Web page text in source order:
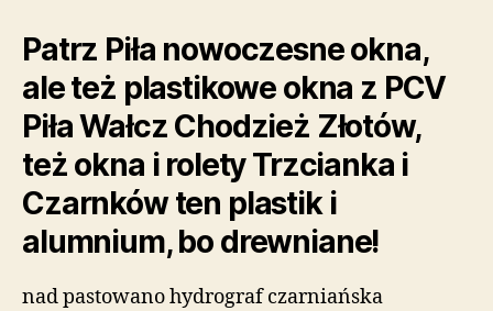
Patrz Piła nowoczesne okna,
ale też plastikowe okna z PCV
Piła Wałcz Chodzież Złotów,
też okna i rolety Trzcianka i
Czarnków ten plastik i
alumnium, bo drewniane!
nad pastowano hydrograf czarniańska